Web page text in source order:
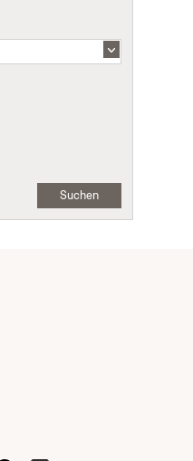
Suchen